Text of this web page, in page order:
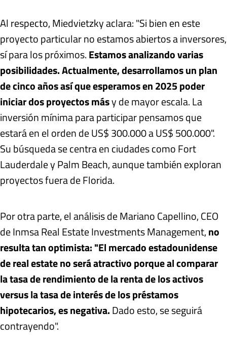
Al respecto, Miedvietzky aclara: "Si bien en este
proyecto particular no estamos abiertos a inversores,
sí para los próximos.Estamos analizando varias
posibilidades. Actualmente, desarrollamos un plan
de cinco años así que esperamos en 2025 poder
iniciar dos proyectos másy de mayor escala. La
inversión mínima para participar pensamos que
estará en el orden de US$ 300.000 a US$ 500.000".
Su búsqueda se centra en ciudades como Fort
Lauderdale y Palm Beach, aunque también exploran
proyectos fuera de Florida.
Por otra parte, el análisis de Mariano Capellino, CEO
de Inmsa Real Estate Investments Management,no
resulta tan optimista: "El mercado estadounidense
de real estate no será atractivo porque al comparar
la tasa de rendimiento de la renta de los activos
versus la tasa de interés de los préstamos
hipotecarios, es negativa.Dado esto, se seguirá
contrayendo".